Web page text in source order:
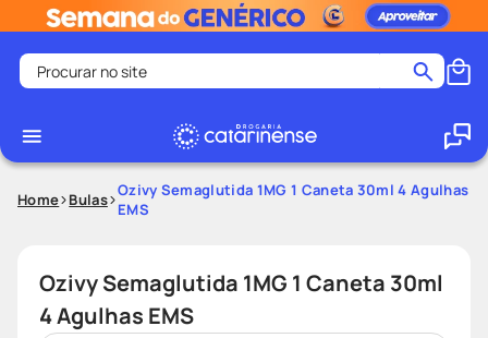
Procurar no site
1
medley
5º
shampoo
6º
tadalafila
Home Bulas Ozivy Semaglutida 1MG 1 Caneta 30ml 4 Agulhas
EMS
Ozivy Semaglutida 1MG 1 Caneta 30ml
4 Agulhas EMS